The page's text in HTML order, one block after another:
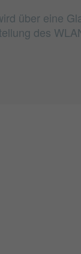
über eine
des